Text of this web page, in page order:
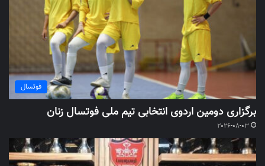
فوتسال
برگزاری دومین اردوی انتخابی تیم ملی فوتسال زنان
2026-08-03